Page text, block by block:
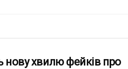
хвилю фейків про